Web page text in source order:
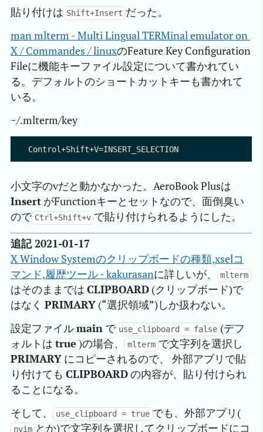
貼り付けは Shift+Insert だった。
man mlterm - Multi Lingual TERMinal emulator on
X / Commandes / linuxのFeature Key Configuration
Fileに機能キーファイル設定について書かれてい
る。デフォルトのショートカットキーも書かれて
いる。
~/.mlterm/key
小文字のvだと動かなかった。AeroBook Plusは
Insert がFunctionキーとセットなので、面倒臭い
ので Ctrl+Shift+v で貼り付けられるようにした。
追記 2021-01-17
X Window Systemのクリップボードの種類,xselコ
マンド,履歴ツール - kakurasanに詳しいが、 mlterm
はそのままでは CLIPBOARD (クリップボード)で
はなく PRIMARY (“選択領域”)しか扱わない。
設定ファイルmain で use_clipboard = false (デフ
ォルトは true )の場合、 mlterm で文字列を選択し
PRIMARY にコピーされるので、 外部アプリで貼
り付けても CLIPBOARDの内容が、貼り付けられ
ることになる。
そして、
use_clipboard = true でも、外部アプリ(
nvim とか)で文字列を選択してクリップボードにコ